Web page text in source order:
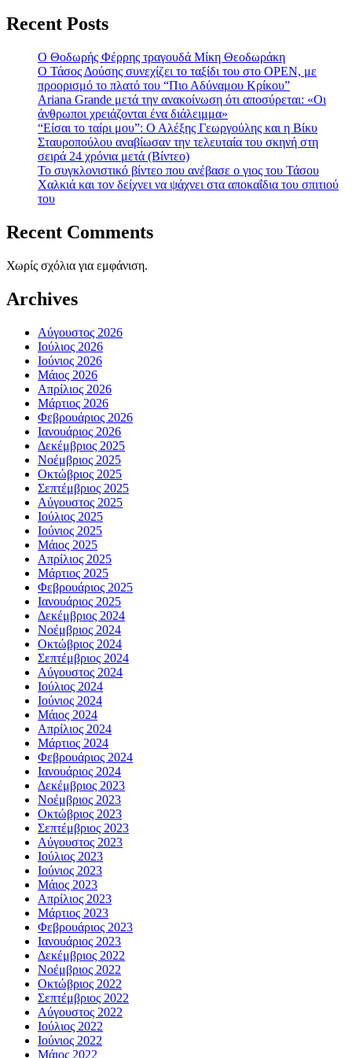
Recent Posts
Ο Θοδωρής Φέρρης τραγουδά Μίκη Θεοδωράκη
Ο Τάσος Δούσης συνεχίζει το ταξίδι του στο OPEN, με
προορισμό το πλατό του “Πιο Αδύναμου Κρίκου”
Ariana Grande μετά την ανακοίνωση ότι αποσύρεται: «Οι
άνθρωποι χρειάζονται ένα διάλειμμα»
“Είσαι το ταίρι μου”: Ο Αλέξης Γεωργούλης και η Βίκυ
Σταυροπούλου αναβίωσαν την τελευταία του σκηνή στη
σειρά 24 χρόνια μετά (Βίντεο)
To συγκλονιστικό βίντεο που ανέβασε ο γιος του Τάσου
Χαλκιά και τον δείχνει να ψάχνει στα αποκαΐδια του σπιτιού
του
Recent Comments
Χωρίς σχόλια για εμφάνιση.
Archives
Αύγουστος 2026
Ιούλιος 2026
Ιούνιος 2026
Μάιος 2026
Απρίλιος 2026
Μάρτιος 2026
Φεβρουάριος 2026
Ιανουάριος 2026
Δεκέμβριος 2025
Νοέμβριος 2025
Οκτώβριος 2025
Σεπτέμβριος 2025
Αύγουστος 2025
Ιούλιος 2025
Ιούνιος 2025
Μάιος 2025
Απρίλιος 2025
Μάρτιος 2025
Φεβρουάριος 2025
Ιανουάριος 2025
Δεκέμβριος 2024
Νοέμβριος 2024
Οκτώβριος 2024
Σεπτέμβριος 2024
Αύγουστος 2024
Ιούλιος 2024
Ιούνιος 2024
Μάιος 2024
Απρίλιος 2024
Μάρτιος 2024
Φεβρουάριος 2024
Ιανουάριος 2024
Δεκέμβριος 2023
Νοέμβριος 2023
Οκτώβριος 2023
Σεπτέμβριος 2023
Αύγουστος 2023
Ιούλιος 2023
Ιούνιος 2023
Μάιος 2023
Απρίλιος 2023
Μάρτιος 2023
Φεβρουάριος 2023
Ιανουάριος 2023
Δεκέμβριος 2022
Νοέμβριος 2022
Οκτώβριος 2022
Σεπτέμβριος 2022
Αύγουστος 2022
Ιούλιος 2022
Ιούνιος 2022
Μάιος 2022